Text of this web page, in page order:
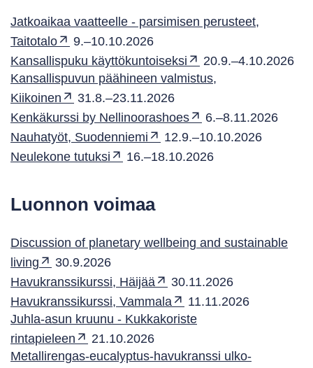
Jatkoaikaa vaatteelle - parsimisen perusteet,
Taitotalo
9.–10.10.2026
Kansallispuku käyttökuntoiseksi
20.9.–4.10.2026
Kansallispuvun päähineen valmistus,
Kiikoinen
31.8.–23.11.2026
Kenkäkurssi by Nellinoorashoes
6.–8.11.2026
Nauhatyöt, Suodenniemi
12.9.–10.10.2026
Neulekone tutuksi
16.–18.10.2026
Luonnon voimaa
Discussion of planetary wellbeing and sustainable
living
30.9.2026
Havukranssikurssi, Häijää
30.11.2026
Havukranssikurssi, Vammala
11.11.2026
Juhla-asun kruunu - Kukkakoriste
rintapieleen
21.10.2026
Metallirengas-eucalyptus-havukranssi ulko-